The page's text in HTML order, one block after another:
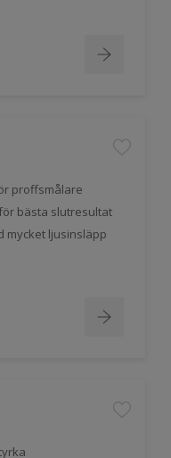
proffsmålare
bästa slutresultat
mycket ljusinsläpp